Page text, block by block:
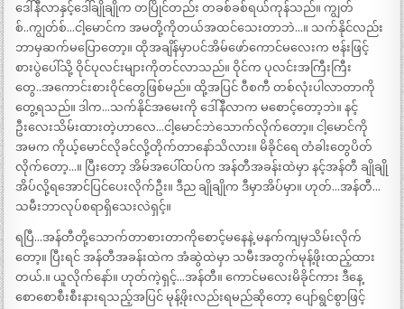
ဒေါ်နီလာနှင့်ဒေါ်ချိုချိုက တပြိုင်တည်း တခစ်ခစ်ရယ်ကုန်သည်။ ကျွတ်
စ်..ကျွတ်စ်…ငါ့မောင်က အမတို့ကိုတယ်အထင်သေးတာဘဲ…။ သက်နိုင်လည်း
ဘာမှဆက်မပြောတော့။ ထိုအချိန်မှာပင်အိမ်ဖော်ကောင်မလေးက ဗန်းဖြင့်
စားပွဲပေါ်သို့ ဝိုင်ပုလင်းများကိုတင်လာသည်။ ဝိုင်က ပုလင်းအကြီးကြီး
တွေ..အကောင်းစားဝိုင်တွေဖြစ်မည်။ ထို့အပြင် ဝီစကီ တစ်လုံးပါလာတာကို
တွေ့ရသည်။ ဒါက…သက်နိုင်အမေးကို ဒေါ်နီလာက မစောင့်တော့ဘဲ။ နင့်
ဦးလေးသိမ်းထားတဲ့ဟာလေ…ငါ့မောင်ဘဲသောက်လိုက်တော့။ ငါ့မောင်ကို
အမက ကိုယ့်မောင်လိုခင်လို့တိုက်တာနော်သိလား။ မိခိုင်ရေ တံခါးတွေပိတ်
လိုက်တော့…။ ပြီးတော့ အိမ်အပေါ်ထပ်က အန်တီအခန်းထဲမှာ နင့်အန်တီ ချိုချို
အိပ်လို့ရအောင်ပြင်ပေးလိုက်ဦး။ ဒီည ချိုချိုက ဒီမှာအိပ်မှာ။ ဟုတ်…အန်တီ…
သမီးဘာလုပ်စရာရှိသေးလဲရှင့်။
ရပြီ…အန်တီတို့သောက်တာစားတာကိုစောင့်မနေနဲ့ မနက်ကျမှသိမ်းလိုက်
တော့။ ပြီးရင် အန်တီအခန်းထဲက အံဆွဲထဲမှာ သမီးအတွက်မုန့်ဖိုးထည့်ထား
တယ်.။ ယူလိုက်နော်။ ဟုတ်ကဲ့ရှင့်…အန်တီ။ ကောင်မလေးမိခိုင်ကား ဒီနေ့
စောစောစီးစီးနားရသည့်အပြင် မုန့်ဖိုးလည်းရမည်ဆိုတော့ ပျော်ရွင်စွာဖြင့်